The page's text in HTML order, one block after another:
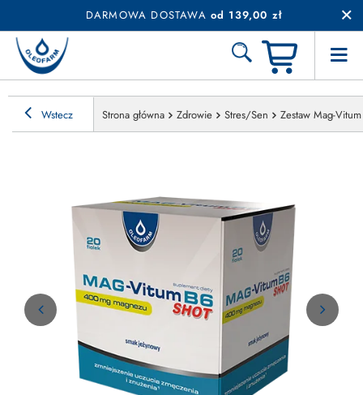
DARMOWA DOSTAWA od 139,00 zł
Wstecz Strona główna Zdrowie Stres/Sen Zestaw Mag-